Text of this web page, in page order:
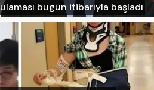
bugün itibarıyla başladı